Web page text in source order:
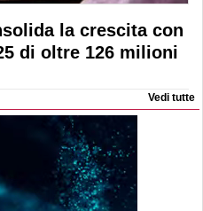
la crescita con
di oltre 126 milioni
Vedi tutte